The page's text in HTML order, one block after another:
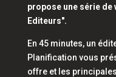
propose une série de
Editeurs".
En 45 minutes, un
Planification vous
offre et les